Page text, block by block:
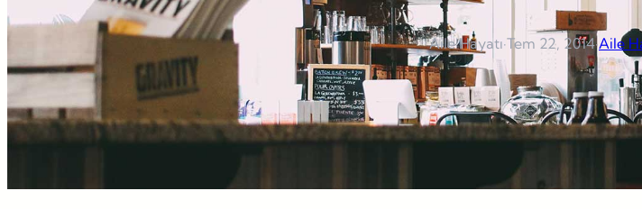
Aile Hayatı·Tem 22, 2014·Aile